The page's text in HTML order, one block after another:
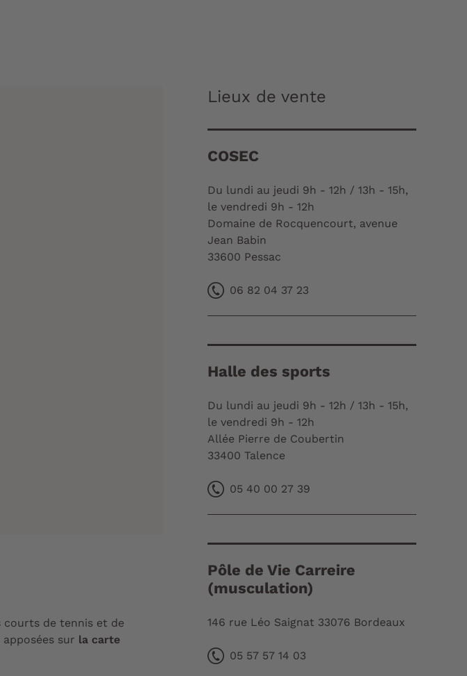
courts de tennis et de
sur la carte
Lieux de vente
COSEC
Du lundi au jeudi 9h - 12h / 13h - 15h,
le vendredi 9h - 12h
Domaine de Rocquencourt, avenue
Jean Babin
33600 Pessac
06 82 04 37 23
Halle des sports
Du lundi au jeudi 9h - 12h / 13h - 15h,
le vendredi 9h - 12h
Allée Pierre de Coubertin
33400 Talence
05 40 00 27 39
Pôle de Vie Carreire
(musculation)
146 rue Léo Saignat 33076 Bordeaux
05 57 57 14 03